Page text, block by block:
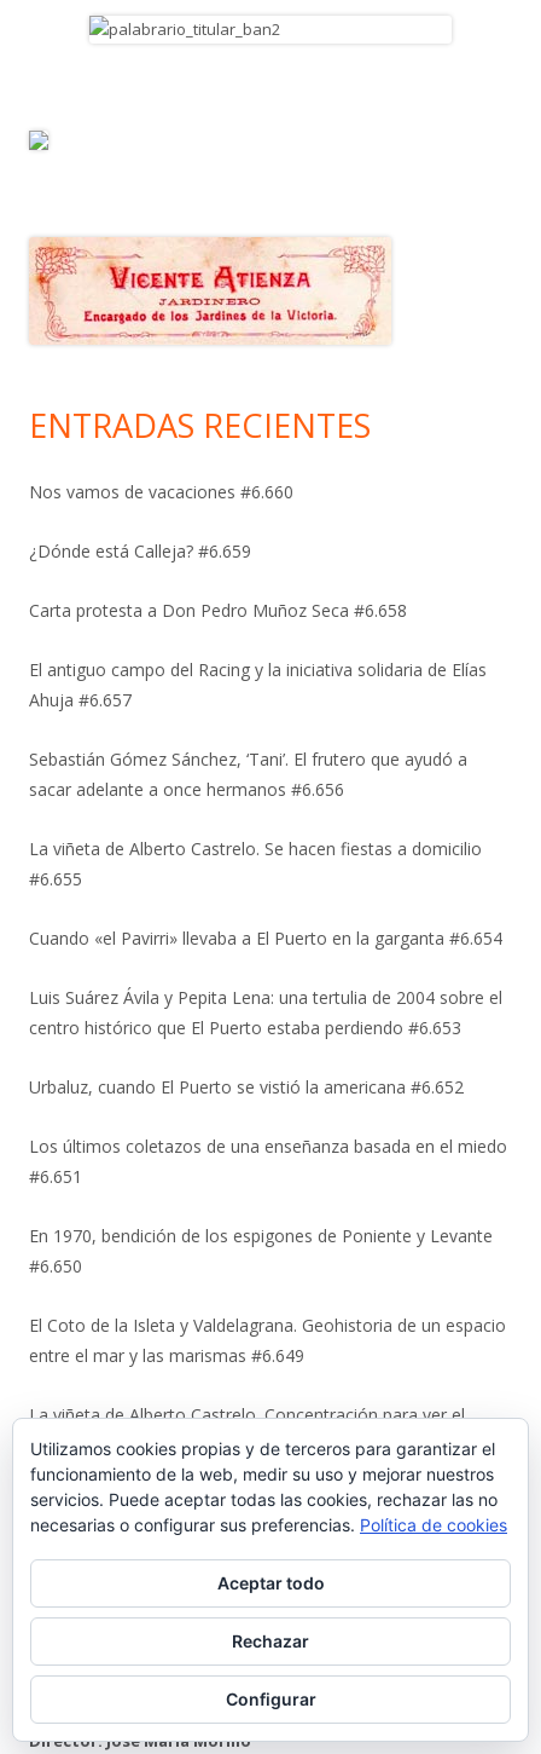
ENTRADAS RECIENTES
Nos vamos de vacaciones #6.660
¿Dónde está Calleja? #6.659
Carta protesta a Don Pedro Muñoz Seca #6.658
El antiguo campo del Racing y la iniciativa solidaria de Elías
Ahuja #6.657
Sebastián Gómez Sánchez, ‘Tani’. El frutero que ayudó a
sacar adelante a once hermanos #6.656
La viñeta de Alberto Castrelo. Se hacen fiestas a domicilio
#6.655
Cuando «el Pavirri» llevaba a El Puerto en la garganta #6.654
Luis Suárez Ávila y Pepita Lena: una tertulia de 2004 sobre el
centro histórico que El Puerto estaba perdiendo #6.653
Urbaluz, cuando El Puerto se vistió la americana #6.652
Los últimos coletazos de una enseñanza basada en el miedo
#6.651
En 1970, bendición de los espigones de Poniente y Levante
#6.650
El Coto de la Isleta y Valdelagrana. Geohistoria de un espacio
entre el mar y las marismas #6.649
La viñeta de Alberto Castrelo. Concentración para ver el
Mundial #6.648
La artesanía de Ditas Lafita enciende un nuevo escaparate
en la calle Luna #6.647
El sueño tabernero de David Méndez se sirve en vaso en ‘La
Media Chica’ #6.646
Quienes somos
Director: José María Morillo
Utilizamos cookies propias y de terceros para garantizar el
funcionamiento de la web, medir su uso y mejorar nuestros
servicios. Puede aceptar todas las cookies, rechazar las no
necesarias o configurar sus preferencias. Política de cookies
Aceptar todo
Rechazar
Configurar